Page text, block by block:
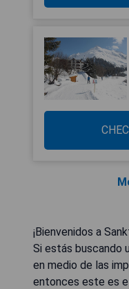
¡Bienvenidos a
Si estás buscando
en medio de las
entonces este es